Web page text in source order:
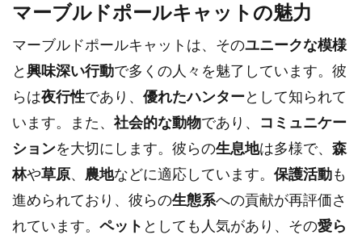
マーブルドポールキャットの魅力
マーブルドポールキャットは、そのユニークな模様
と興味深い行動で多くの人々を魅了しています。彼
らは夜行性であり、 優れたハンターとして知られて
います。また、 社会的な動物であり、 コミュニケー
ションを大切にします。彼らの生息地は多様で、 森
林や草原、 農地などに適応しています。 保護活動も
進められており、彼らの生態系への貢献が再評価さ
れています。 ペット としても人気があり、その愛ら